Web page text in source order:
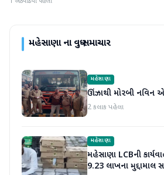
મહેસાણાના વધુ સમાચાર
મહેસાણા
ઊંઝાથી મોરબી નવિન
2 કલાક પહેલા
મહેસાણા
મહેસાણા LCBની
9.23 લાખના મુદ્દામાલ